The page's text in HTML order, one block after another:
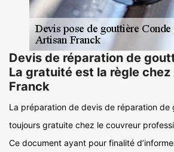
Devis de réparation de
La gratuité est la règle
Franck
La préparation de devis de réparation de
toujours gratuite chez le couvreur
Ce document ayant pour finalité